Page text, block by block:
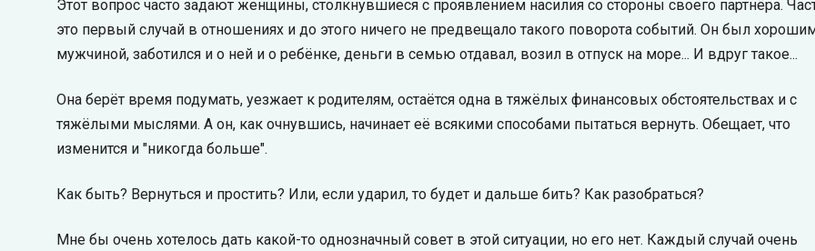
Этот вопрос часто задают женщины, столкнувшиеся с проявлением насилия со стороны своего партнёра.
это первый случай в отношениях и до этого ничего не предвещало такого поворота событий. Он был
мужчиной, заботился и о ней и о ребёнке, деньги в семью отдавал, возил в отпуск на море... И вдруг такое...
Она берёт время подумать, уезжает к родителям, остаётся одна в тяжёлых финансовых обстоятельствах и с
тяжёлыми мыслями. А он, как очнувшись, начинает её всякими способами пытаться вернуть. Обещает, что
изменится и "никогда больше".
Как быть? Вернуться и простить? Или, если ударил, то будет и дальше бить? Как разобраться?
Мне бы очень хотелось дать какой-то однозначный совет в этой ситуации, но его нет. Каждый случай очень